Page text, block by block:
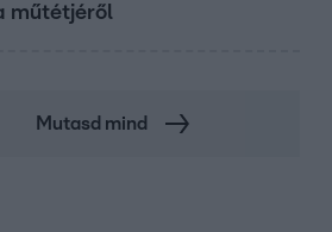
műtétjéről
Mutasd mind